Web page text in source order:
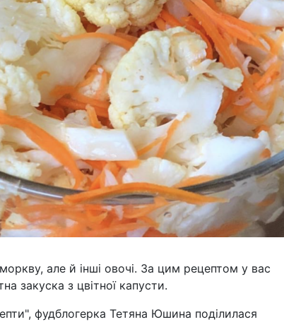
але й інші овочі. За цим рецептом у вас
закуска з цвітної капусти.
фудблогерка Тетяна Юшина поділилася